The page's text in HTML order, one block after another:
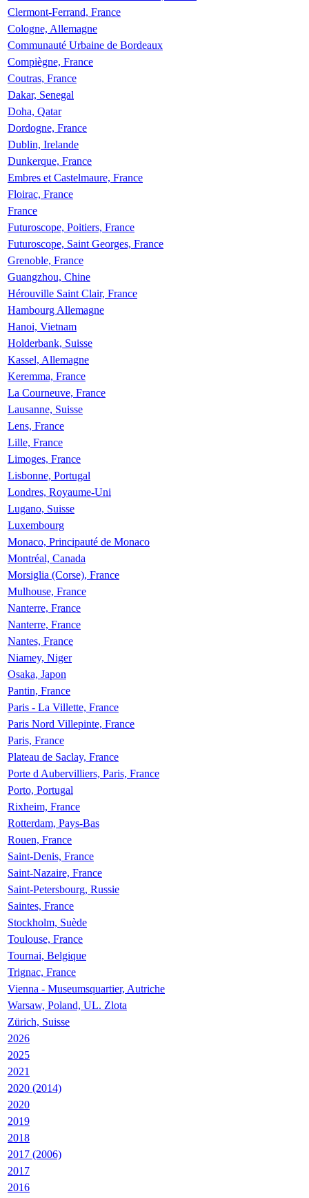
Clermont-Ferrand, France
Cologne, Allemagne
Communauté Urbaine de Bordeaux
Compiègne, France
Coutras, France
Dakar, Senegal
Doha, Qatar
Dordogne, France
Dublin, Irelande
Dunkerque, France
Embres et Castelmaure, France
Floirac, France
France
Futuroscope, Poitiers, France
Futuroscope, Saint Georges, France
Grenoble, France
Guangzhou, Chine
Hérouville Saint Clair, France
Hambourg Allemagne
Hanoi, Vietnam
Holderbank, Suisse
Kassel, Allemagne
Keremma, France
La Courneuve, France
Lausanne, Suisse
Lens, France
Lille, France
Limoges, France
Lisbonne, Portugal
Londres, Royaume-Uni
Lugano, Suisse
Luxembourg
Monaco, Principauté de Monaco
Montréal, Canada
Morsiglia (Corse), France
Mulhouse, France
Nanterre, France
Nanterre, France
Nantes, France
Niamey, Niger
Osaka, Japon
Pantin, France
Paris - La Villette, France
Paris Nord Villepinte, France
Paris, France
Plateau de Saclay, France
Porte d Aubervilliers, Paris, France
Porto, Portugal
Rixheim, France
Rotterdam, Pays-Bas
Rouen, France
Saint-Denis, France
Saint-Nazaire, France
Saint-Petersbourg, Russie
Saintes, France
Stockholm, Suède
Toulouse, France
Tournai, Belgique
Trignac, France
Vienna - Museumsquartier, Autriche
Warsaw, Poland, UL. Zlota
Zürich, Suisse
2026
2025
2021
2020 (2014)
2020
2019
2018
2017 (2006)
2017
2016